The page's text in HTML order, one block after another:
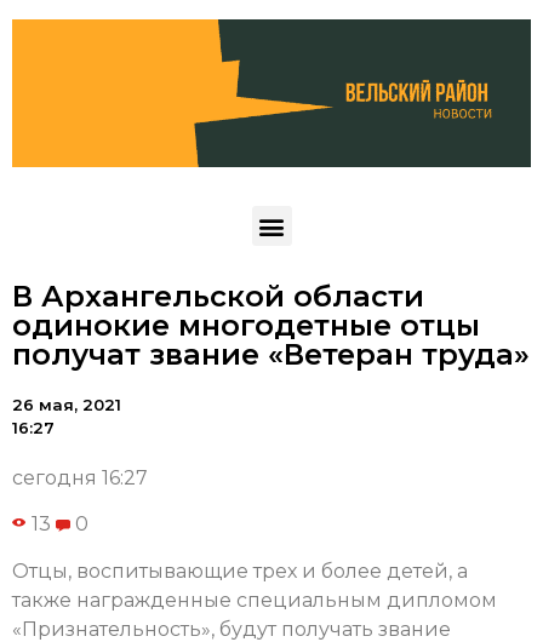
В Архангельской области
одинокие многодетные отцы
получат звание «Ветеран труда»
26 мая, 2021
16:27
сегодня 16:27
13 0
Отцы, воспитывающие трех и более детей, а
также награжденные специальным дипломом
«Признательность», будут получать звание